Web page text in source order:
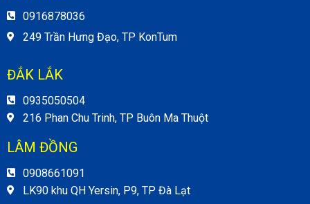
0916878036
249 Trần Hưng Đạo, TP KonTum
ĐẮK LẮK
0935050504
216 Phan Chu Trinh, TP Buôn Ma Thuột
LÂM ĐỒNG
0908661091
LK90 khu QH Yersin, P9, TP Đà Lạt